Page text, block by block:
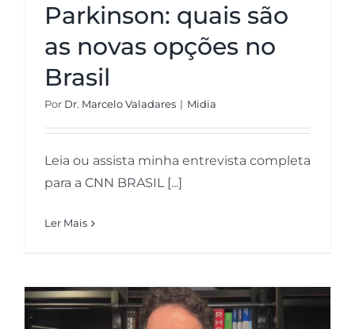
Parkinson: quais são
as novas opções no
Brasil
Por Dr. Marcelo Valadares | Midia
Leia ou assista minha entrevista completa
para a CNN BRASIL [...]
Ler Mais